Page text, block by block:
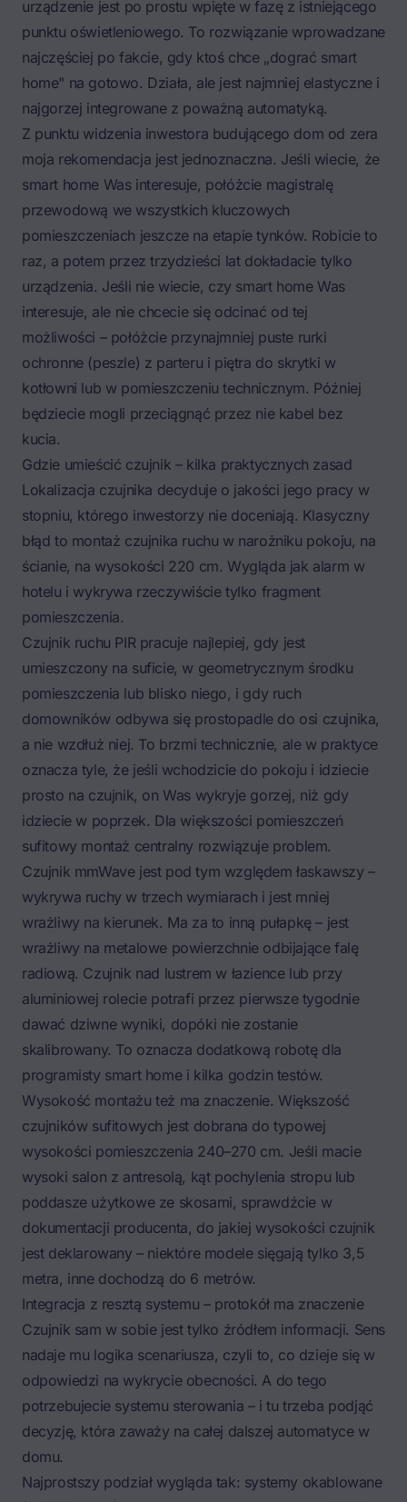
urządzenie jest po prostu wpięte w fazę z istniejącego
punktu oświetleniowego. To rozwiązanie wprowadzane
najczęściej po fakcie, gdy ktoś chce „dograć smart
home" na gotowo. Działa, ale jest najmniej elastyczne i
najgorzej integrowane z poważną automatyką.
Z punktu widzenia inwestora budującego dom od zera
moja rekomendacja jest jednoznaczna. Jeśli wiecie, że
smart home Was interesuje, połóżcie magistralę
przewodową we wszystkich kluczowych
pomieszczeniach jeszcze na etapie tynków. Robicie to
raz, a potem przez trzydzieści lat dokładacie tylko
urządzenia. Jeśli nie wiecie, czy smart home Was
interesuje, ale nie chcecie się odcinać od tej
możliwości – połóżcie przynajmniej puste rurki
ochronne (peszle) z parteru i piętra do skrytki w
kotłowni lub w pomieszczeniu technicznym. Później
będziecie mogli przeciągnąć przez nie kabel bez
kucia.
Gdzie umieścić czujnik – kilka praktycznych zasad
Lokalizacja czujnika decyduje o jakości jego pracy w
stopniu, którego inwestorzy nie doceniają. Klasyczny
błąd to montaż czujnika ruchu w narożniku pokoju, na
ścianie, na wysokości 220 cm. Wygląda jak alarm w
hotelu i wykrywa rzeczywiście tylko fragment
pomieszczenia.
Czujnik ruchu PIR pracuje najlepiej, gdy jest
umieszczony na suficie, w geometrycznym środku
pomieszczenia lub blisko niego, i gdy ruch
domowników odbywa się prostopadle do osi czujnika,
a nie wzdłuż niej. To brzmi technicznie, ale w praktyce
oznacza tyle, że jeśli wchodzicie do pokoju i idziecie
prosto na czujnik, on Was wykryje gorzej, niż gdy
idziecie w poprzek. Dla większości pomieszczeń
sufitowy montaż centralny rozwiązuje problem.
Czujnik mmWave jest pod tym względem łaskawszy –
wykrywa ruchy w trzech wymiarach i jest mniej
wrażliwy na kierunek. Ma za to inną pułapkę – jest
wrażliwy na metalowe powierzchnie odbijające falę
radiową. Czujnik nad lustrem w łazience lub przy
aluminiowej rolecie potrafi przez pierwsze tygodnie
dawać dziwne wyniki, dopóki nie zostanie
skalibrowany. To oznacza dodatkową robotę dla
programisty smart home i kilka godzin testów.
Wysokość montażu też ma znaczenie. Większość
czujników sufitowych jest dobrana do typowej
wysokości pomieszczenia 240–270 cm. Jeśli macie
wysoki salon z antresolą, kąt pochylenia stropu lub
poddasze użytkowe ze skosami, sprawdźcie w
dokumentacji producenta, do jakiej wysokości czujnik
jest deklarowany – niektóre modele sięgają tylko 3,5
metra, inne dochodzą do 6 metrów.
Integracja z resztą systemu – protokół ma znaczenie
Czujnik sam w sobie jest tylko źródłem informacji. Sens
nadaje mu logika scenariusza, czyli to, co dzieje się w
odpowiedzi na wykrycie obecności. A do tego
potrzebujecie systemu sterowania – i tu trzeba podjąć
decyzję, która zaważy na całej dalszej automatyce w
domu.
Najprostszy podział wygląda tak: systemy okablowane